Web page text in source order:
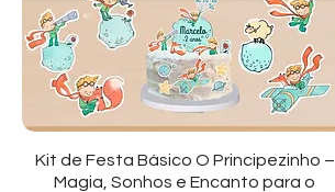
Visualização rápida
Kit de Festa Básico O Principezinho –
Magia, Sonhos e Encanto para o